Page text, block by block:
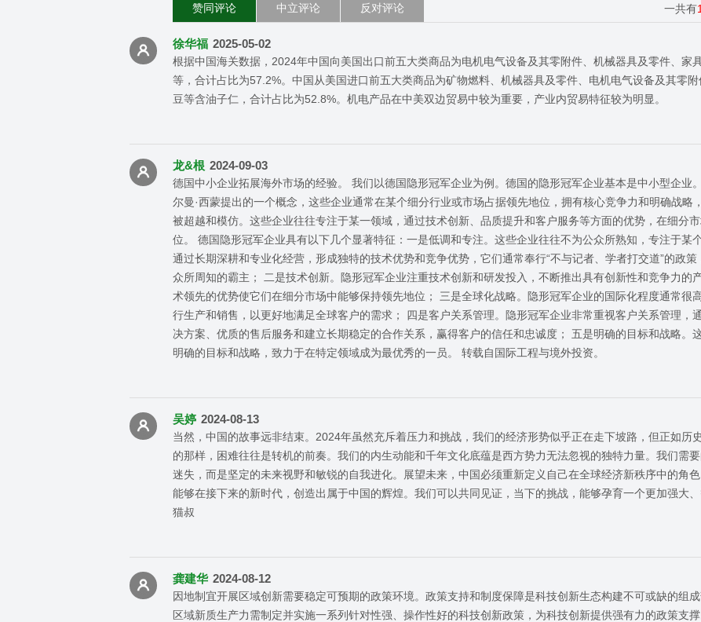
赞同评论 中立评论 反对评论 一共有
徐华福 2025-05-02
根据中国海关数据，2024年中国向美国出口前五大类商品为电机电气设备及其零附件、机械器具及零件、家
等，合计占比为57.2%。中国从美国进口前五大类商品为矿物燃料、机械器具及零件、电机电气设备及其零
豆等含油子仁，合计占比为52.8%。机电产品在中美双边贸易中较为重要，产业内贸易特征较为明显。
龙&根 2024-09-03
德国中小企业拓展海外市场的经验。 我们以德国隐形冠军企业为例。德国的隐形冠军企业基本是中小型企业
尔曼·西蒙提出的一个概念，这些企业通常在某个细分行业或市场占据领先地位，拥有核心竞争力和明确战略
被超越和模仿。这些企业往往专注于某一领域，通过技术创新、品质提升和客户服务等方面的优势，在细分
位。 德国隐形冠军企业具有以下几个显著特征：一是低调和专注。这些企业往往不为公众所熟知，专注于某
通过长期深耕和专业化经营，形成独特的技术优势和竞争优势，它们通常奉行“不与记者、学者打交道”的政策
众所周知的霸主； 二是技术创新。隐形冠军企业注重技术创新和研发投入，不断推出具有创新性和竞争力的
术领先的优势使它们在细分市场中能够保持领先地位； 三是全球化战略。隐形冠军企业的国际化程度通常很
行生产和销售，以更好地满足全球客户的需求； 四是客户关系管理。隐形冠军企业非常重视客户关系管理，
决方案、优质的售后服务和建立长期稳定的合作关系，赢得客户的信任和忠诚度； 五是明确的目标和战略。
明确的目标和战略，致力于在特定领域成为最优秀的一员。 转载自国际工程与境外投资。
吴婷 2024-08-13
当然，中国的故事远非结束。2024年虽然充斥着压力和挑战，我们的经济形势似乎正在走下坡路，但正如历
的那样，困难往往是转机的前奏。我们的内生动能和千年文化底蕴是西方势力无法忽视的独特力量。我们需
迷失，而是坚定的未来视野和敏锐的自我进化。展望未来，中国必须重新定义自己在全球经济新秩序中的角
能够在接下来的新时代，创造出属于中国的辉煌。我们可以共同见证，当下的挑战，能够孕育一个更加强大、
猫叔
龚建华 2024-08-12
因地制宜开展区域创新需要稳定可预期的政策环境。政策支持和制度保障是科技创新生态构建不可或缺的组
区域新质生产力需制定并实施一系列针对性强、操作性好的科技创新政策，为科技创新提供强有力的政策支撑